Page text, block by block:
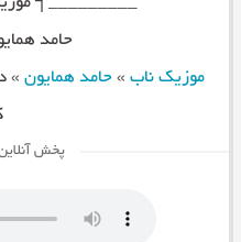
حامد
موزیک ناب» حامد همایون»
پخش